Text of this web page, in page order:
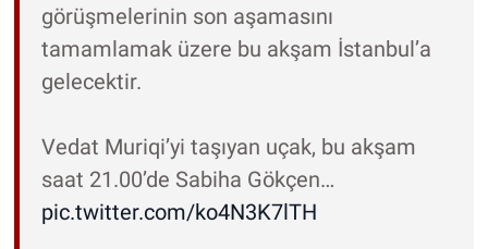
görüşmelerinin son aşamasını
tamamlamak üzere bu akşam İstanbul’a
gelecektir.
Vedat Muriqi’yi taşıyan uçak, bu akşam
saat 21.00’de Sabiha Gökçen…
pic.twitter.com/ko4N3K7lTH